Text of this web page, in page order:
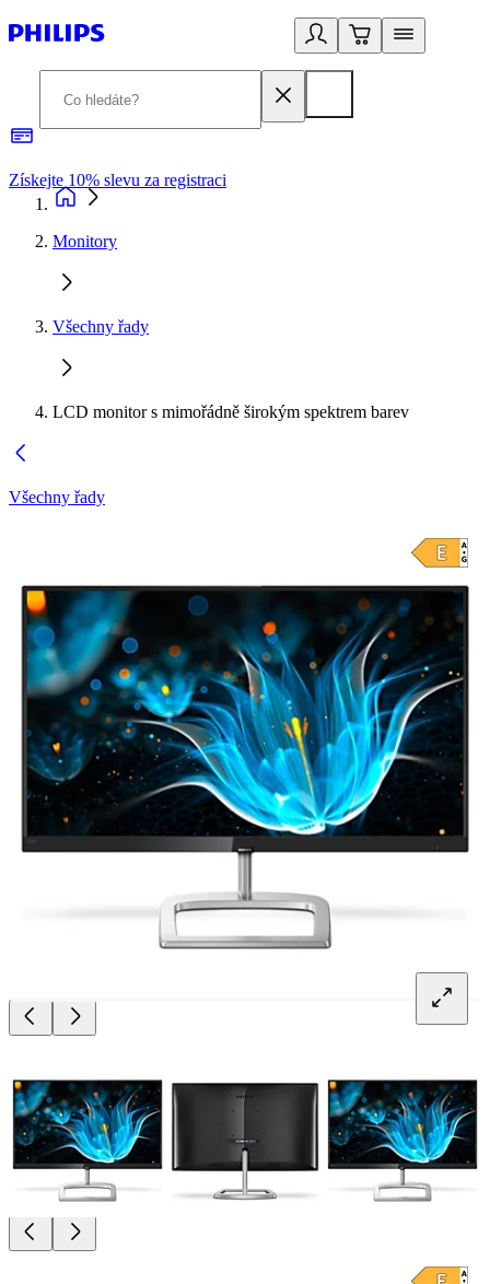
Získejte 10% slevu za registraci
Monitory
Všechny řady
LCD monitor s mimořádně širokým spektrem barev
Všechny řady